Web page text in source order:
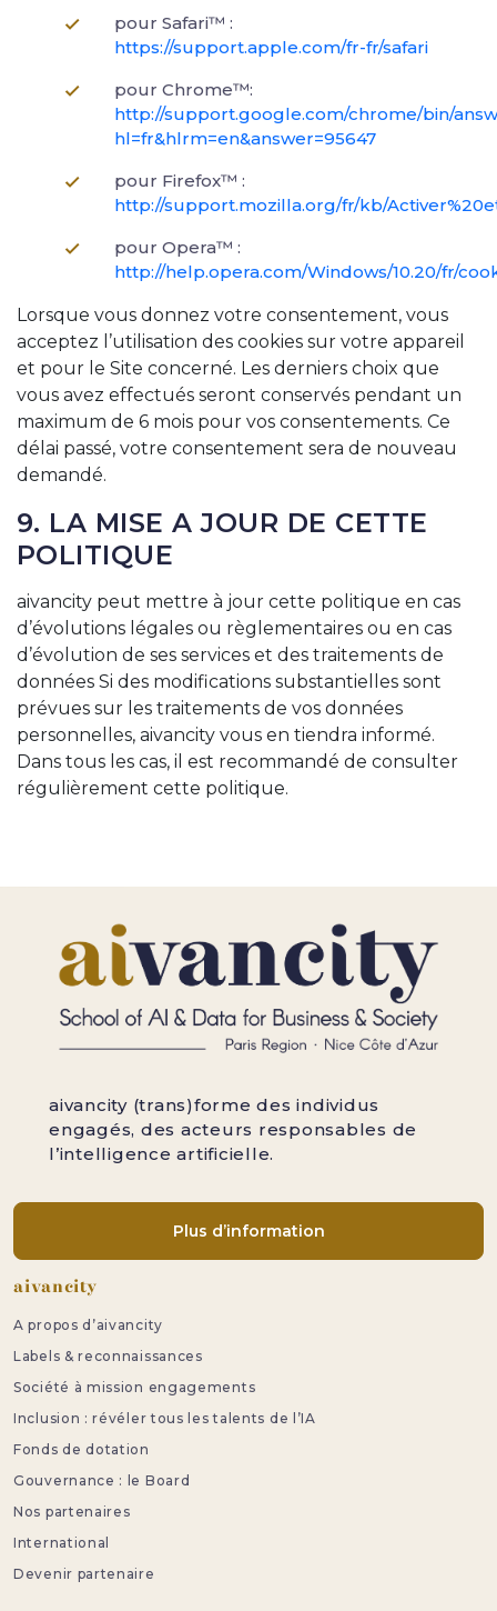
pour Safari™ :
https://support.apple.com/fr-fr/safari
pour Chrome™:
http://support.google.com/chrome/bin/
hl=fr&hlrm=en&answer=95647
pour Firefox™ :
http://support.mozilla.org/fr/kb/
pour Opera™ :
http://help.opera.com/Windows/10.20/fr/
Lorsque vous donnez votre consentement, vous
acceptez l’utilisation des cookies sur votre appareil
et pour le Site concerné. Les derniers choix que
vous avez effectués seront conservés pendant un
maximum de 6 mois pour vos consentements. Ce
délai passé, votre consentement sera de nouveau
demandé.
9. LA MISE A JOUR DE CETTE
POLITIQUE
aivancity peut mettre à jour cette politique en cas
d’évolutions légales ou règlementaires ou en cas
d’évolution de ses services et des traitements de
données Si des modifications substantielles sont
prévues sur les traitements de vos données
personnelles, aivancity vous en tiendra informé.
Dans tous les cas, il est recommandé de consulter
régulièrement cette politique.
aivancity (trans)forme des individus
engagés, des acteurs responsables de
l’intelligence artificielle.
Plus d’information
Pied de page
aivancity
A propos d’aivancity
Labels & reconnaissances
Société à mission engagements
Inclusion : révéler tous les talents de l’IA
Fonds de dotation
Gouvernance : le Board
Nos partenaires
International
Devenir partenaire